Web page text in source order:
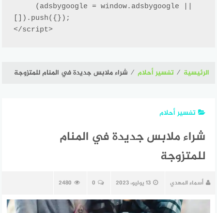
[]).push({});
</script>
الرئيسية ⁄ تفسير أحلام ⁄ شراء ملابس جديدة في المنام للمتزوجة
تفسير أحلام
شراء ملابس جديدة في المنام
للمتزوجة
أسماء المهدي 13 يوليو، 2023 0
2480